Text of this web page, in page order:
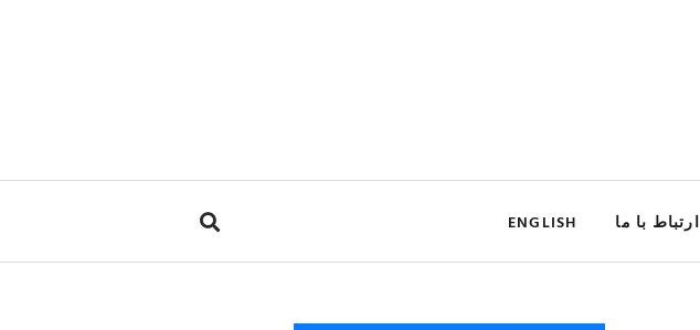
ارتباط با ما ENGLISH